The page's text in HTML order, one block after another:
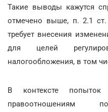
Такие выводы кажутся
отмечено выше, п. 2.1
требует внесения
для целей
налогообложения, в том
В контексте
правоотношениям